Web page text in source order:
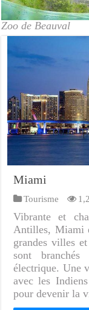
Zoo de Beauval
Miami
Tourisme
Vibrante et
Antilles, Miami
grandes villes
sont
électrique. Une
avec les
pour devenir la